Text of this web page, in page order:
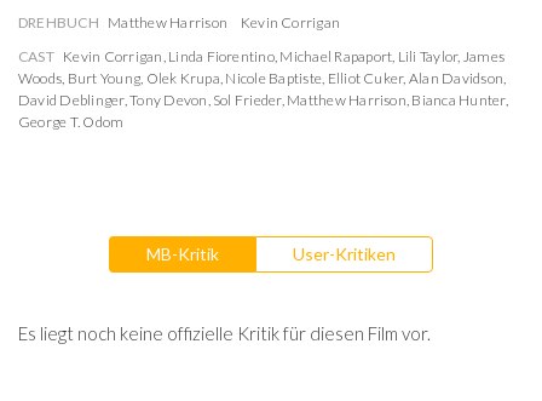
DREHBUCH Matthew Harrison
Kevin Corrigan
CAST Kevin Corrigan, Linda Fiorentino, Michael Rapaport, Lili Taylor, James
Woods, Burt Young, Olek Krupa, Nicole Baptiste, Elliot Cuker, Alan Davidson,
David Deblinger,Tony Devon, Sol Frieder, Matthew Harrison, Bianca Hunter,
George T. Odom
MB-Kritik User-Kritiken
Es liegt noch keine offizielle Kritik für diesen Film vor.